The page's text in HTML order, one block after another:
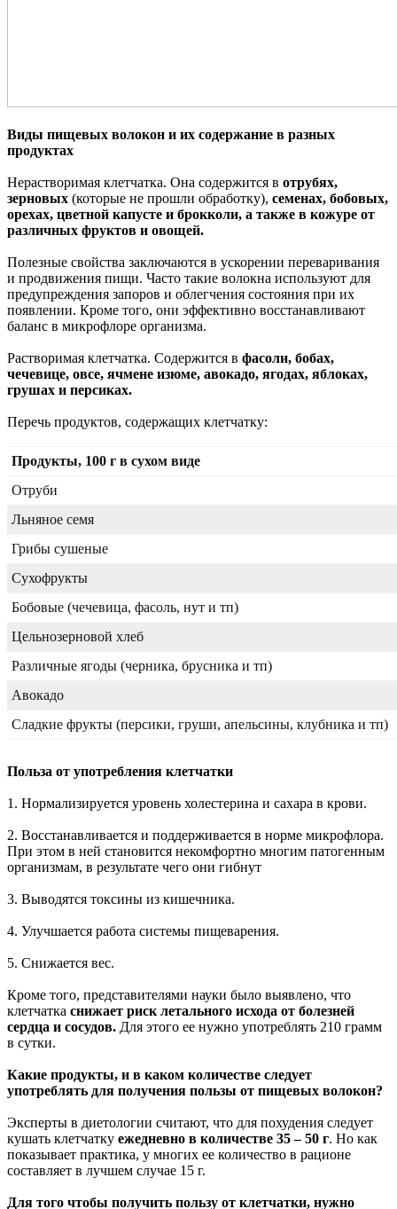
Виды пищевых волокон и их содержание в разных
продуктах
Нерастворимая клетчатка. Она содержится в отрубях,
зерновых (которые не прошли обработку), семенах, бобовых,
орехах, цветной капусте и брокколи, а также в кожуре от
различных фруктов и овощей.
Полезные свойства заключаются в ускорении переваривания
и продвижения пищи. Часто такие волокна используют для
предупреждения запоров и облегчения состояния при их
появлении. Кроме того, они эффективно восстанавливают
баланс в микрофлоре организма.
Растворимая клетчатка. Содержится в фасоли, бобах,
чечевице, овсе, ячмене изюме, авокадо, ягодах, яблоках,
грушах и персиках.
Перечь продуктов, содержащих клетчатку:
Продукты, 100 г в сухом виде
Отруби
Льняное семя
Грибы сушеные
Сухофрукты
Бобовые (чечевица, фасоль, нут и тп)
Цельнозерновой хлеб
Различные ягоды (черника, брусника и тп)
Авокадо
Сладкие фрукты (персики, груши, апельсины, клубника и тп)
Польза от употребления клетчатки
1. Нормализируется уровень холестерина и сахара в крови.
2. Восстанавливается и поддерживается в норме микрофлора.
При этом в ней становится некомфортно многим патогенным
организмам, в результате чего они гибнут
3. Выводятся токсины из кишечника.
4. Улучшается работа системы пищеварения.
5. Снижается вес.
Кроме того, представителями науки было выявлено, что
клетчатка снижает риск летального исхода от болезней
сердца и сосудов. Для этого ее нужно употреблять 210 грамм
в сутки.
Какие продукты, и в каком количестве следует
употреблять для получения пользы от пищевых волокон?
Эксперты в диетологии считают, что для похудения следует
кушать клетчатку ежедневно в количестве 35 – 50 г. Но как
показывает практика, у многих ее количество в рационе
составляет в лучшем случае 15 г.
Для того чтобы получить пользу от клетчатки, нужно